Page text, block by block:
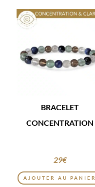
BRACELET
CONCENTRATION
29€
AJOUTER AU PANIER